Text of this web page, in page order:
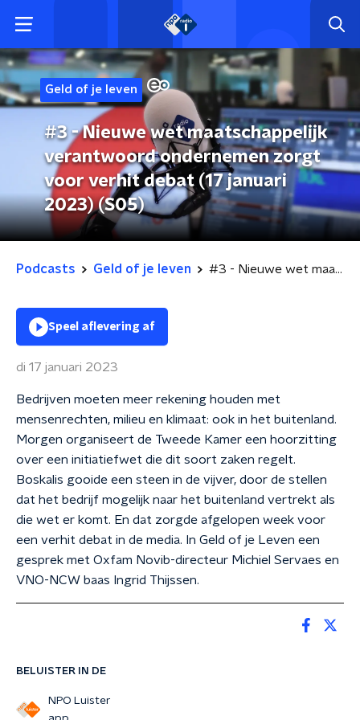
Geld of je leven
#3 - Nieuwe wet maatschappelijk
verantwoord ondernemen zorgt
voor verhit debat (17 januari
2023) (S05)
Podcasts Geld of je leven #3 - Nieuwe wet maatschappelijk verantwoord ondernemen zorgt voor verhit debat (17 januari 2023) (S05)
BELUISTER IN DE
NPO Luister
Speel aflevering af
di 17 januari 2023
Bedrijven moeten meer rekening houden met
mensenrechten, milieu en klimaat: ook in het buitenland.
Morgen organiseert de Tweede Kamer een hoorzitting
over een initiatiefwet die dit soort zaken regelt.
Boskalis gooide een steen in de vijver, door de stellen
dat het bedrijf mogelijk naar het buitenland vertrekt als
die wet er komt. En dat zorgde afgelopen week voor
een verhit debat in de media. In Geld of je Leven een
gesprek met Oxfam Novib-directeur Michiel Servaes en
VNO-NCW baas Ingrid Thijssen.